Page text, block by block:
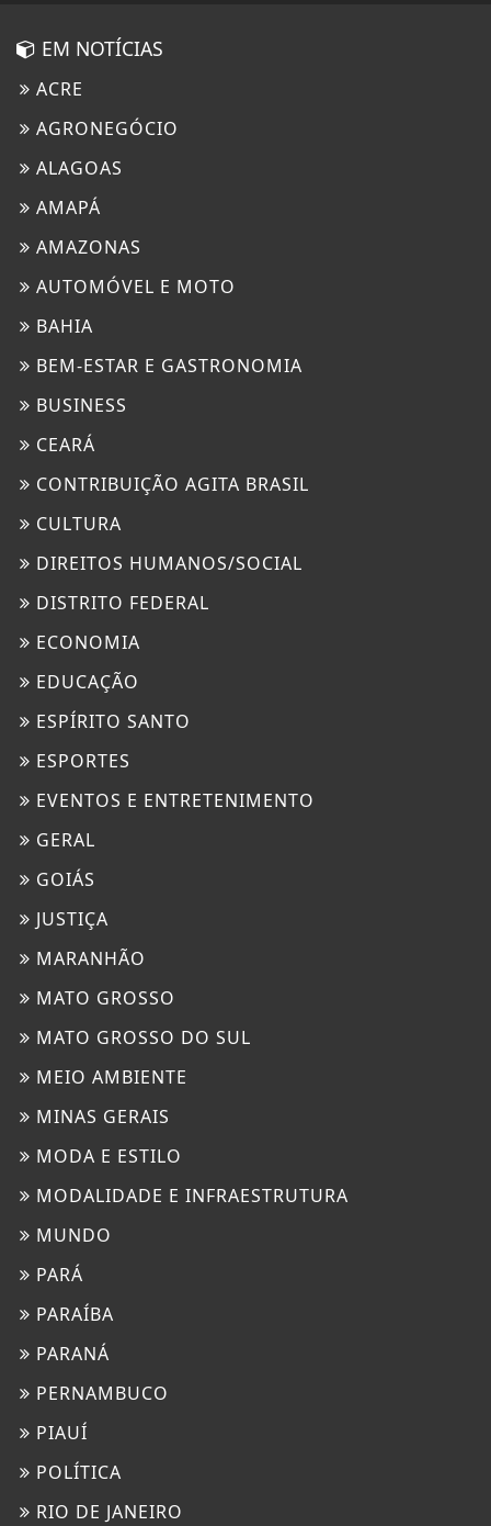
EM NOTÍCIAS
ACRE
AGRONEGÓCIO
ALAGOAS
AMAPÁ
AMAZONAS
AUTOMÓVEL E MOTO
BAHIA
BEM-ESTAR E GASTRONOMIA
BUSINESS
CEARÁ
CONTRIBUIÇÃO AGITA BRASIL
CULTURA
DIREITOS HUMANOS/SOCIAL
DISTRITO FEDERAL
ECONOMIA
EDUCAÇÃO
ESPÍRITO SANTO
ESPORTES
EVENTOS E ENTRETENIMENTO
GERAL
GOIÁS
JUSTIÇA
MARANHÃO
MATO GROSSO
MATO GROSSO DO SUL
MEIO AMBIENTE
MINAS GERAIS
MODA E ESTILO
MODALIDADE E INFRAESTRUTURA
MUNDO
PARÁ
PARAÍBA
PARANÁ
PERNAMBUCO
PIAUÍ
POLÍTICA
RIO DE JANEIRO